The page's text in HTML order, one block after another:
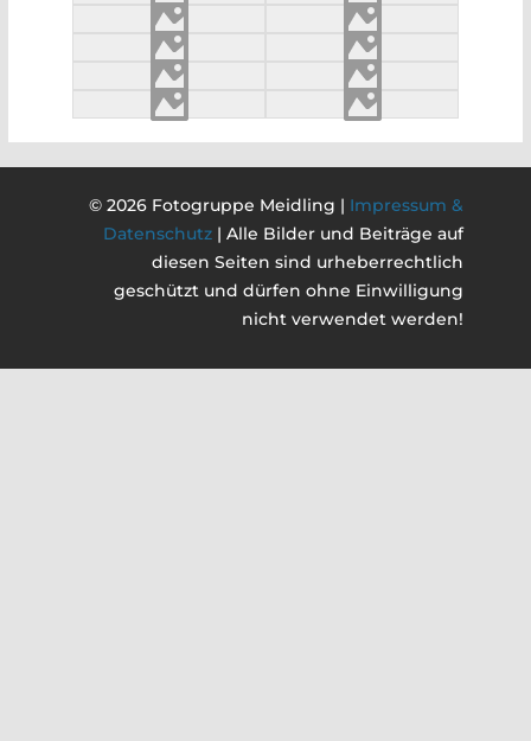
© 2026 Fotogruppe Meidling | Impressum &
Datenschutz| Alle Bilder und Beiträge auf
diesen Seiten sind urheberrechtlich
geschützt und dürfen ohne Einwilligung
nicht verwendet werden!